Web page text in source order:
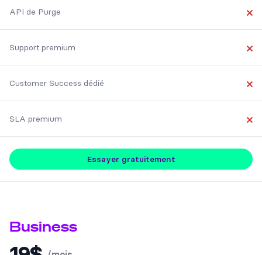
API de Purge
Support premium
Customer Success dédié
SLA premium
Essayer gratuitement
Business